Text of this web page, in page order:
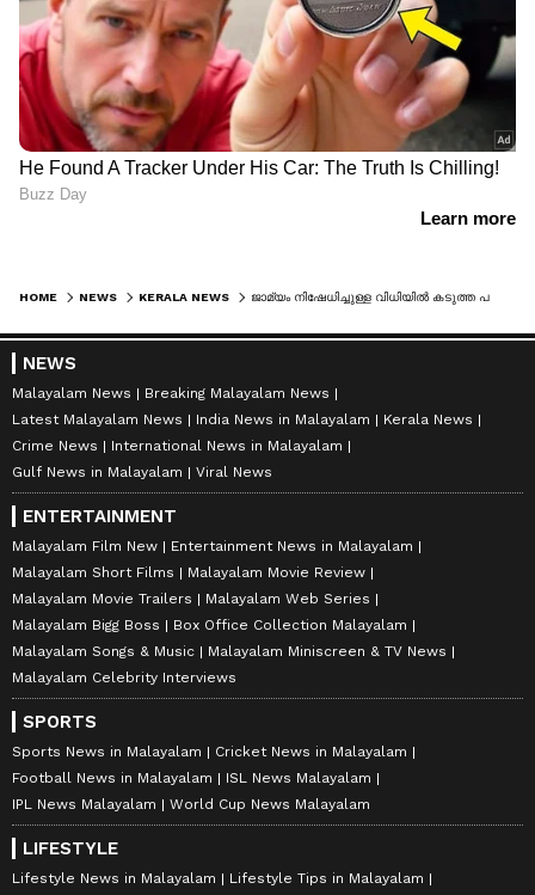
HOME NEWS KERALA NEWS
NEWS
Malayalam News
Breaking Malayalam News
Latest Malayalam News
India News in Malayalam
Kerala News
Crime News
International News in Malayalam
Gulf News in Malayalam
Viral News
ENTERTAINMENT
Malayalam Film New
Entertainment News in Malayalam
Malayalam Short Films
Malayalam Movie Review
Malayalam Movie Trailers
Malayalam Web Series
Malayalam Bigg Boss
Box Office Collection Malayalam
Malayalam Songs & Music
Malayalam Miniscreen & TV News
Malayalam Celebrity Interviews
SPORTS
Sports News in Malayalam
Cricket News in Malayalam
Football News in Malayalam
ISL News Malayalam
IPL News Malayalam
World Cup News Malayalam
LIFESTYLE
Lifestyle News in Malayalam
Lifestyle Tips in Malayalam